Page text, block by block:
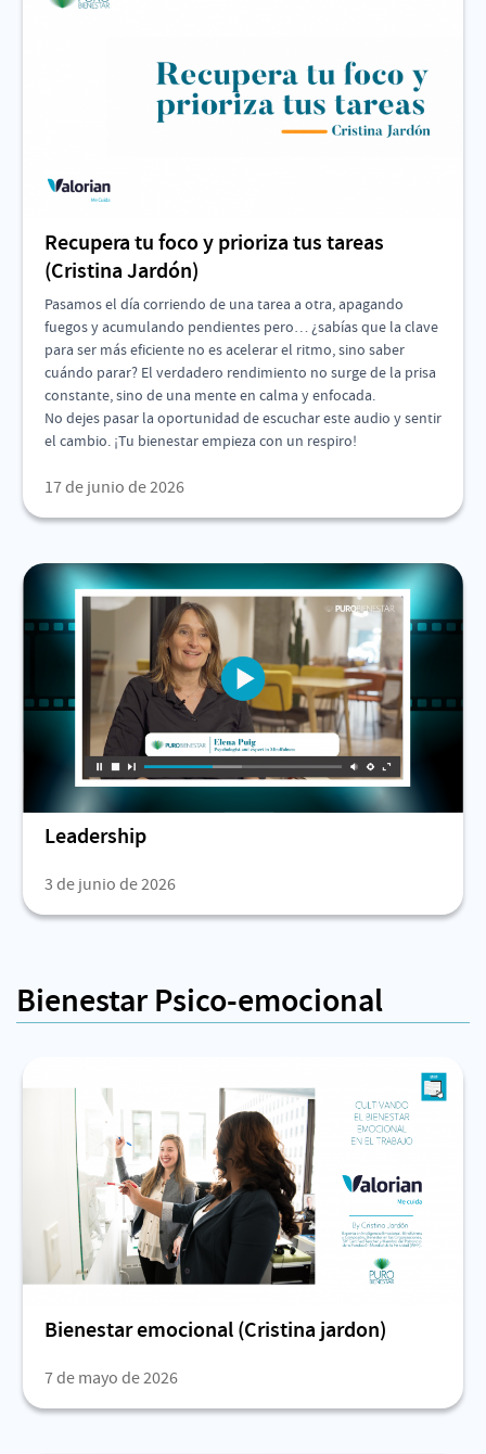
Recupera tu foco y prioriza tus tareas
(Cristina Jardón)
Pasamos el día corriendo de una tarea a otra, apagando
fuegos y acumulando pendientes pero… ¿sabías que la clave
para ser más eficiente no es acelerar el ritmo, sino saber
cuándo parar? El verdadero rendimiento no surge de la prisa
constante, sino de una mente en calma y enfocada.
No dejes pasar la oportunidad de escuchar este audio y sentir
el cambio. ¡Tu bienestar empieza con un respiro!
17 de junio de 2026
Leadership
3 de junio de 2026
Bienestar Psico-emocional
Bienestar emocional (Cristina jardon)
7 de mayo de 2026